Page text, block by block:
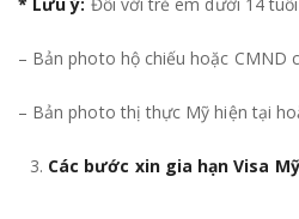
* Lưu ý: Đối với trẻ em dưới 14
– Bản photo hộ chiếu hoặc CMND
– Bản photo thị thực Mỹ hiện tại
Các bước xin gia hạn Visa